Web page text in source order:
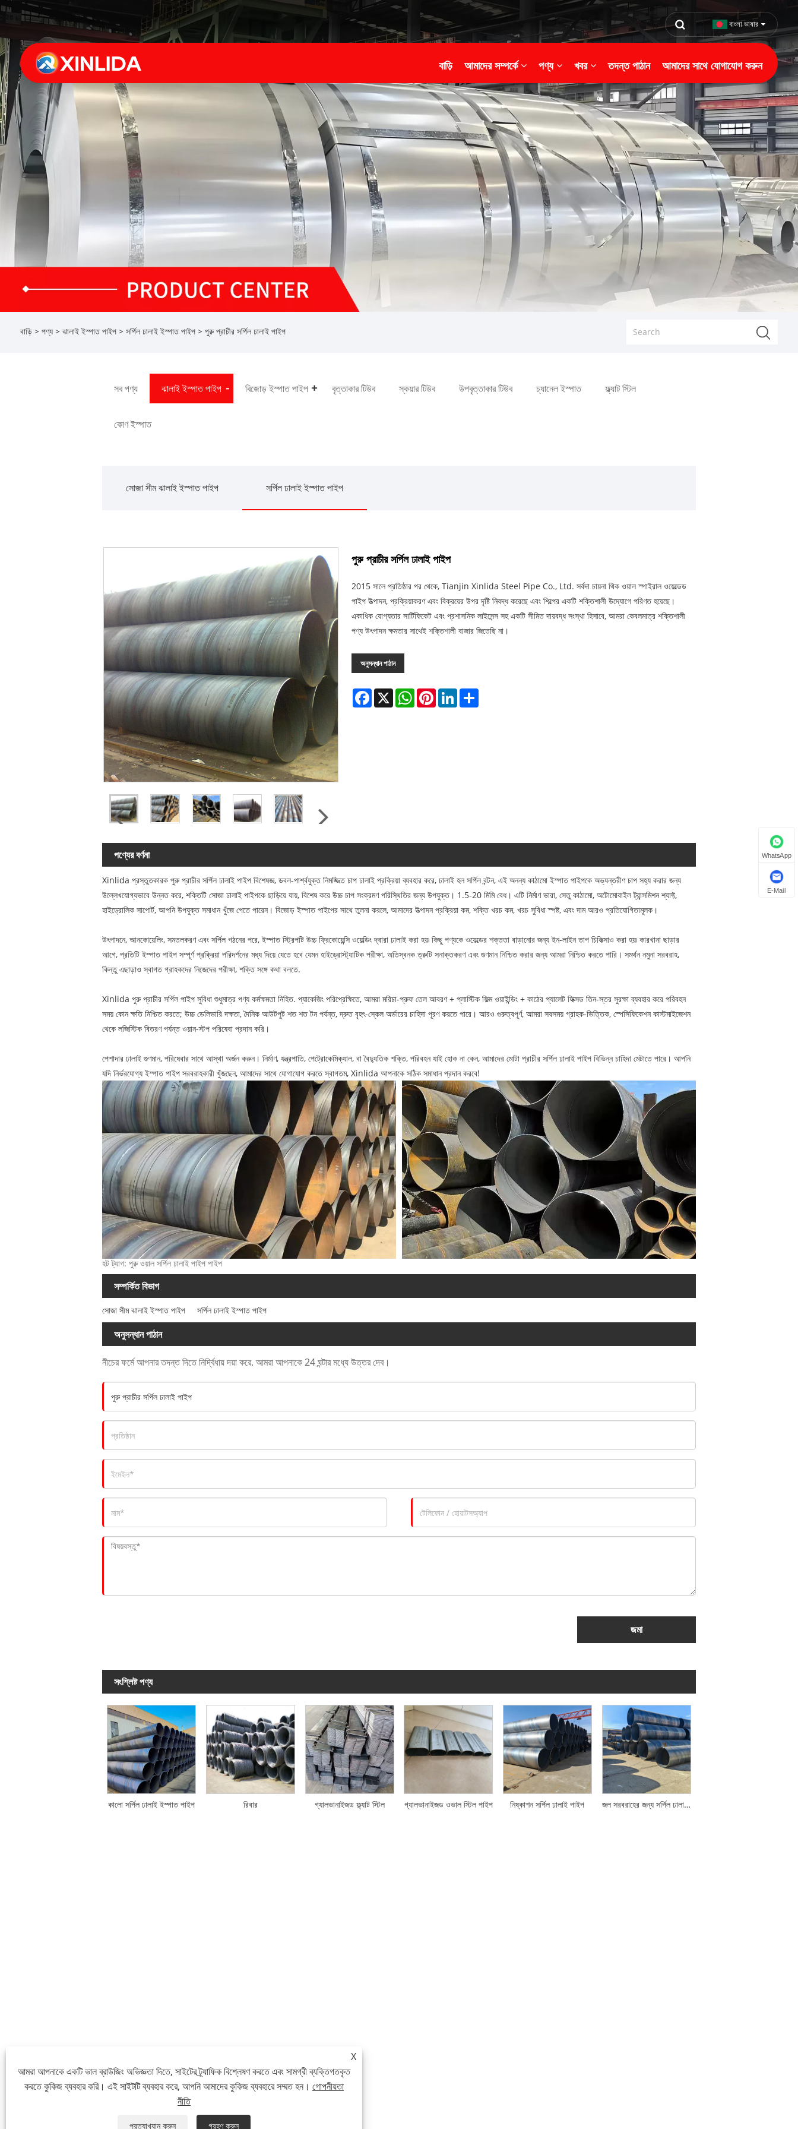
বাংলা ভাষার
বাড়ি আমাদের সম্পর্কে পণ্য খবর তদন্ত পাঠান আমাদের সাথে যোগাযোগ করুন
বাড়ি > পণ্য> ঝালাই ইস্পাত পাইপ> সর্পিল ঢালাই ইস্পাত পাইপ> পুরু প্রাচীর সর্পিল ঢালাই পাইপ
সব পণ্য ঝালাই ইস্পাত পাইপ বিজোড় ইস্পাত পাইপ বৃত্তাকার টিউব স্কয়ার টিউব উপবৃত্তাকার টিউব চ্যানেল ইস্পাত ফ্ল্যাট স্টিল
কোণ ইস্পাত
সোজা সীম ঝালাই ইস্পাত পাইপ সর্পিল ঢালাই ইস্পাত পাইপ
পুরু প্রাচীর সর্পিল ঢালাই পাইপ
2015 সালে প্রতিষ্ঠার পর থেকে, Tianjin Xinlida Steel Pipe Co., Ltd. সর্বদা চায়না থিক ওয়াল স্পাইরাল ওয়েল্ডেড
পাইপ উত্পাদন, প্রক্রিয়াকরণ এবং বিক্রয়ের উপর দৃষ্টি নিবদ্ধ করেছে এবং শিল্পের একটি শক্তিশালী উদ্যোগে পরিণত হয়েছে।
একাধিক যোগ্যতার সার্টিফিকেট এবং প্রশাসনিক লাইসেন্স সহ একটি সীমিত দায়বদ্ধ সংস্থা হিসাবে, আমরা কেবলমাত্র শক্তিশালী
পণ্য উৎপাদন ক্ষমতার সাথেই শক্তিশালী বাজার জিতেছি না।
অনুসন্ধান পাঠান
Facebook
X WhatsAppPinterestLinkedIn
পণ্যের বর্ণনা
Xinlida প্রস্তুতকারক পুরু প্রাচীর সর্পিল ঢালাই পাইপ বিশেষজ্ঞ, ডবল-পার্শ্বযুক্ত নিমজ্জিত চাপ ঢালাই প্রক্রিয়া ব্যবহার করে, ঢালাই হল সর্পিল বন্টন, এই অনন্য কাঠামো ইস্পাত পাইপকে অভ্যন্তরীণ চাপ সহ্য করার জন্য
উল্লেখযোগ্যভাবে উন্নত করে, শক্তিটি সোজা ঢালাই পাইপকে ছাড়িয়ে যায়, বিশেষ করে উচ্চ চাপ সংক্রমণ পরিস্থিতির জন্য উপযুক্ত। 1.5-20 মিমি বেধ। এটি নির্মাণ ভারা, সেতু কাঠামো, অটোমোবাইল ট্রান্সমিশন শ্যাফ্ট,
হাইড্রোলিক সাপোর্ট, আপনি উপযুক্ত সমাধান খুঁজে পেতে পারেন। বিজোড় ইস্পাত পাইপের সাথে তুলনা করলে, আমাদের উত্পাদন প্রক্রিয়া কম, শক্তি খরচ কম, খরচ সুবিধা স্পষ্ট, এবং দাম আরও প্রতিযোগিতামূলক।
উৎপাদনে, আনকোয়েলিং, সমতলকরণ এবং সর্পিল গঠনের পরে, ইস্পাত স্ট্রিপটি উচ্চ ফ্রিকোয়েন্সি ওয়েল্ডিং দ্বারা ঢালাই করা হয়৷ কিছু পণ্যকে ওয়েল্ডের শক্ততা বাড়ানোর জন্য ইন-লাইন তাপ চিকিত্সাও করা হয়৷ কারখানা ছাড়ার
আগে, প্রতিটি ইস্পাত পাইপ সম্পূর্ণ প্রক্রিয়া পরিদর্শনের মধ্য দিয়ে যেতে হবে যেমন হাইড্রোস্ট্যাটিক পরীক্ষা, অতিস্বনক ত্রুটি সনাক্তকরণ এবং গুণমান নিশ্চিত করার জন্য আমরা নিশ্চিত করতে পারি। সমর্থন নমুনা সরবরাহ,
কিন্তু এছাড়াও স্বাগত গ্রাহকদের নিজেদের পরীক্ষা, শক্তি সঙ্গে কথা বলতে.
Xinlida পুরু প্রাচীর সর্পিল পাইপ সুবিধা শুধুমাত্র পণ্য কর্মক্ষমতা নিহিত. প্যাকেজিং পরিপ্রেক্ষিতে, আমরা মরিচা-প্রুফ তেল আবরণ + প্লাস্টিক ফিল্ম ওয়াইন্ডিং + কাঠের প্যালেট ফিক্সড তিন-স্তর সুরক্ষা ব্যবহার করে পরিবহন
সময় কোন ক্ষতি নিশ্চিত করতে; উচ্চ ডেলিভারি দক্ষতা, দৈনিক আউটপুট শত শত টন পর্যন্ত, দ্রুত বৃহৎ-স্কেল অর্ডারের চাহিদা পূরণ করতে পারে। আরও গুরুত্বপূর্ণ, আমরা সবসময় গ্রাহক-ভিত্তিক, স্পেসিফিকেশন কাস্টমাইজেশন
থেকে লজিস্টিক বিতরণ পর্যন্ত ওয়ান-স্টপ পরিষেবা প্রদান করি।
পেশাদার ঢালাই গুণমান, পরিষেবার সাথে আস্থা অর্জন করুন। নির্মাণ, যন্ত্রপাতি, পেট্রোকেমিক্যাল, বা বৈদ্যুতিক শক্তি, পরিবহন যাই হোক না কেন, আমাদের মোটা প্রাচীর সর্পিল ঢালাই পাইপ বিভিন্ন চাহিদা মেটাতে পারে। আপনি
যদি নির্ভরযোগ্য ইস্পাত পাইপ সরবরাহকারী খুঁজছেন, আমাদের সাথে যোগাযোগ করতে স্বাগতম, Xinlida আপনাকে সঠিক সমাধান প্রদান করবে!
হট ট্যাগ: পুরু ওয়াল সর্পিল ঢালাই পাইপ পাইপ
সম্পর্কিত বিভাগ
সোজা সীম ঝালাই ইস্পাত পাইপ সর্পিল ঢালাই ইস্পাত পাইপ
অনুসন্ধান পাঠান
নীচের ফর্মে আপনার তদন্ত দিতে নির্দ্বিধায় দয়া করে. আমরা আপনাকে 24 ঘন্টার মধ্যে উত্তর দেব।
জমা
সংশ্লিষ্ট পণ্য
কালো সর্পিল ঢালাই ইস্পাত পাইপ রিবার গ্যালভানাইজড ফ্ল্যাট স্টিল গ্যালভানাইজড ওভাল স্টিল পাইপ নিষ্কাশন সর্পিল ঢালাই পাইপ জল সরবরাহের জন্য সর্পিল ঢালাই পাইপ
WhatsApp
E-Mail
X
আমরা আপনাকে একটি ভাল ব্রাউজিং অভিজ্ঞতা দিতে, সাইটের ট্র্যাফিক বিশ্লেষণ করতে এবং সামগ্রী ব্যক্তিগতকৃত
করতে কুকিজ ব্যবহার করি। এই সাইটটি ব্যবহার করে, আপনি আমাদের কুকিজ ব্যবহারে সম্মত হন। গোপনীয়তা
নীতি
প্রত্যাখ্যান করুন গ্রহণ করুন